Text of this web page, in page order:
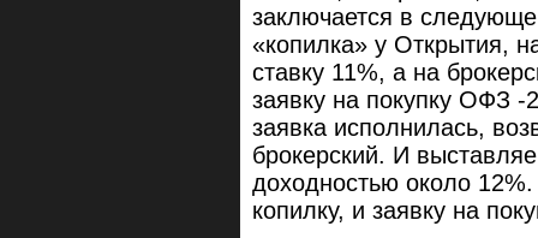
заключается в
«копилка» у Открытия,
ставку 11%, а на
заявку на покупку ОФЗ -
заявка исполнилась,
брокерский. И
доходностью около
копилку, и заявку на